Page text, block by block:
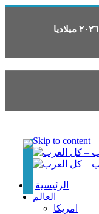
٢٠٢٦ ميلاديا
Skip to content
الرئيسية
العالم
امريكا